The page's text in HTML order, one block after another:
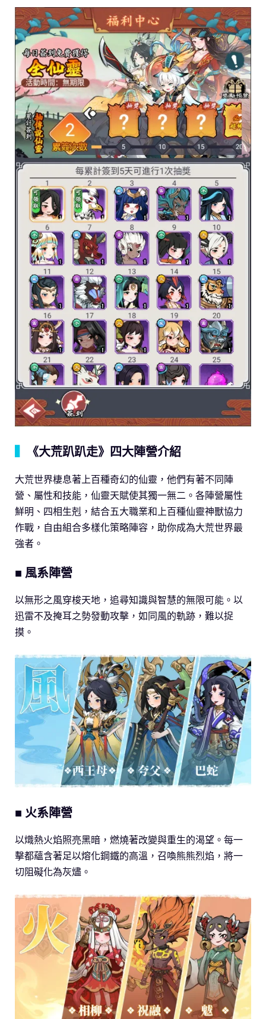
《大荒趴趴走》四大陣營介紹
大荒世界棲息著上百種奇幻的仙靈，他們有著不同陣
營、屬性和技能，仙靈天賦使其獨一無二。各陣營屬性
鮮明、四相生剋，結合五大職業和上百種仙靈神獸協力
作戰，自由組合多樣化策略陣容，助你成為大荒世界最
強者。
■ 風系陣營
以無形之風穿梭天地，追尋知識與智慧的無限可能。以
迅雷不及掩耳之勢發動攻擊，如同風的軌跡，難以捉
摸。
■ 火系陣營
以熾熱火焰照亮黑暗，燃燒著改變與重生的渴望。每一
擊都蘊含著足以熔化鋼鐵的高溫，召喚熊熊烈焰，將一
切阻礙化為灰燼。